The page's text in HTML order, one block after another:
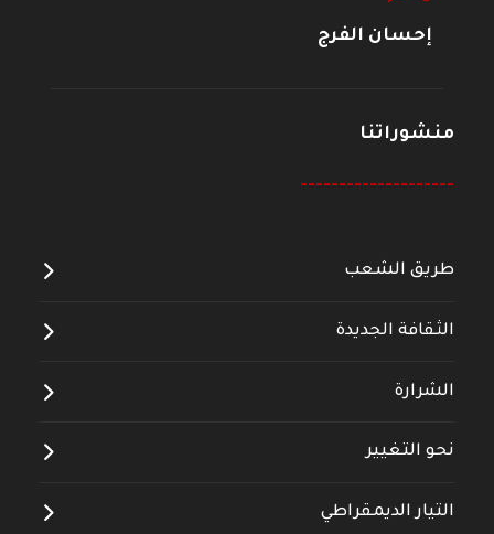
إحسان الفرج
منشوراتنا
--------------------
طريق الشعب
الثقافة الجديدة
الشرارة
نحو التغيير
التيار الديمقراطي